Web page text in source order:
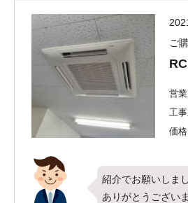
何か困ったことが
軽にご相談下さい
て頂きます。また
ております。
ご
営
工
価格
紹介でお願いしま
ありがとうござい